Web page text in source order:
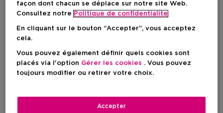
60 ML
89,00 €
90 ML
127,00 €
Prix promotionnel
75,65 €
-15% Prix de vente conseillé89,00 €
AJOUTER AU PANIER
façon dont chacun se déplace sur notre site Web.
Consultez notre Politique de confidentialite
En cliquant sur le bouton “Accepter”, vous acceptez
cela.
Vous pouvez également définir quels cookies sont
placés via l'option Gérer les cookies . Vous pouvez
toujours modifier ou retirer votre choix.
Accepter